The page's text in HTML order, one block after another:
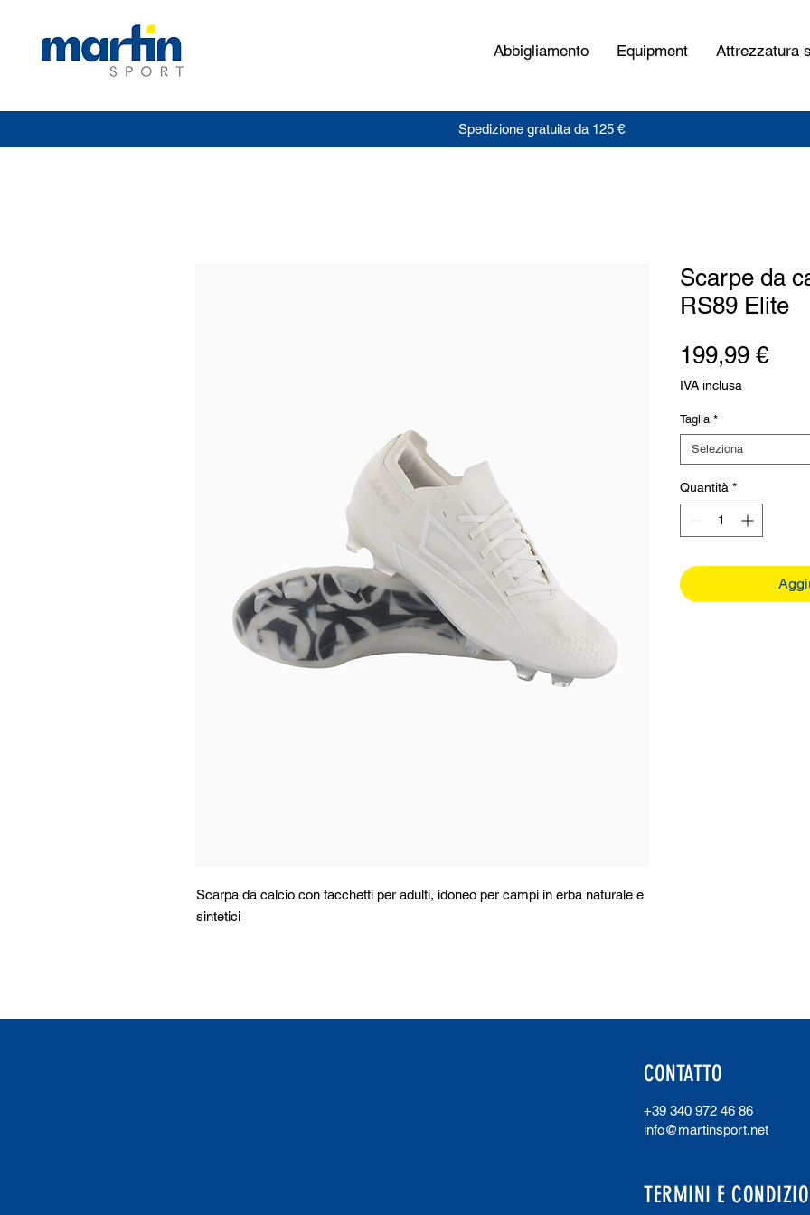
Abbigliamento Equipment Attrezzatura
Spedizione gratuita da 125 €
Scarpa da calcio con tacchetti per adulti, idoneo per campi in erba naturale e
sintetici
Scarpe da
RS89 Elite
199,99 €
IVA inclusa
Taglia *
Seleziona
Quantità *
CONTATTO
+39 340 972 46 86
info@martinsport.net
TERMINI E